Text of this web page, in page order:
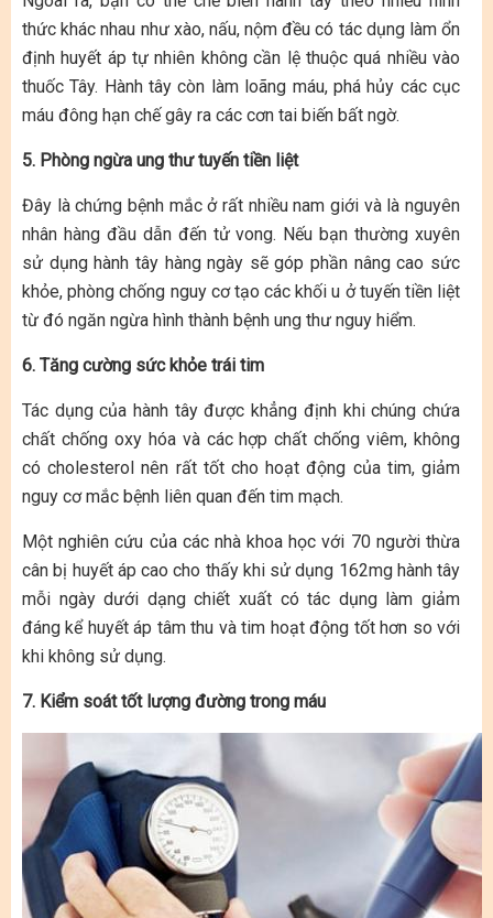
thức khác nhau như xào, nấu, nộm đều có tác dụng làm ổn
định huyết áp tự nhiên không cần lệ thuộc quá nhiều vào
thuốc Tây. Hành tây còn làm loãng máu, phá hủy các cục
máu đông hạn chế gây ra các cơn tai biến bất ngờ.
5. Phòng ngừa ung thư tuyến tiền liệt
Đây là chứng bệnh mắc ở rất nhiều nam giới và là nguyên
nhân hàng đầu dẫn đến tử vong. Nếu bạn thường xuyên
sử dụng hành tây hàng ngày sẽ góp phần nâng cao sức
khỏe, phòng chống nguy cơ tạo các khối u ở tuyến tiền liệt
từ đó ngăn ngừa hình thành bệnh ung thư nguy hiểm.
6. Tăng cường sức khỏe trái tim
Tác dụng của hành tây được khẳng định khi chúng chứa
chất chống oxy hóa và các hợp chất chống viêm, không
có cholesterol nên rất tốt cho hoạt động của tim, giảm
nguy cơ mắc bệnh liên quan đến tim mạch.
Một nghiên cứu của các nhà khoa học với 70 người thừa
cân bị huyết áp cao cho thấy khi sử dụng 162mg hành tây
mỗi ngày dưới dạng chiết xuất có tác dụng làm giảm
đáng kể huyết áp tâm thu và tim hoạt động tốt hơn so với
khi không sử dụng.
7. Kiểm soát tốt lượng đường trong máu